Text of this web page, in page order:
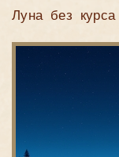
Луна без